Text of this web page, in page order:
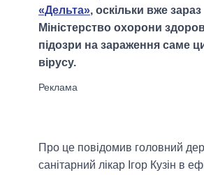
«Дельта», оскільки вже зараз
Міністерство охорони
підозри на зараження саме
вірусу.
Про це повідомив головний
санітарний лікар Ігор Кузін в